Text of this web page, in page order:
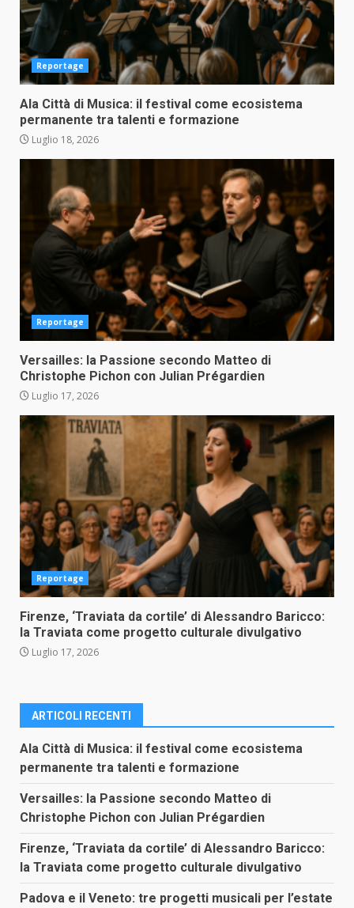
Reportage
Ala Città di Musica: il festival come ecosistema
permanente tra talenti e formazione
Luglio 18, 2026
Reportage
Versailles: la Passione secondo Matteo di
Christophe Pichon con Julian Prégardien
Luglio 17, 2026
Reportage
Firenze, ‘Traviata da cortile’ di Alessandro Baricco:
la Traviata come progetto culturale divulgativo
Luglio 17, 2026
ARTICOLI RECENTI
Ala Città di Musica: il festival come ecosistema
permanente tra talenti e formazione
Versailles: la Passione secondo Matteo di
Christophe Pichon con Julian Prégardien
Firenze, ‘Traviata da cortile’ di Alessandro Baricco:
la Traviata come progetto culturale divulgativo
Padova e il Veneto: tre progetti musicali per l’estate